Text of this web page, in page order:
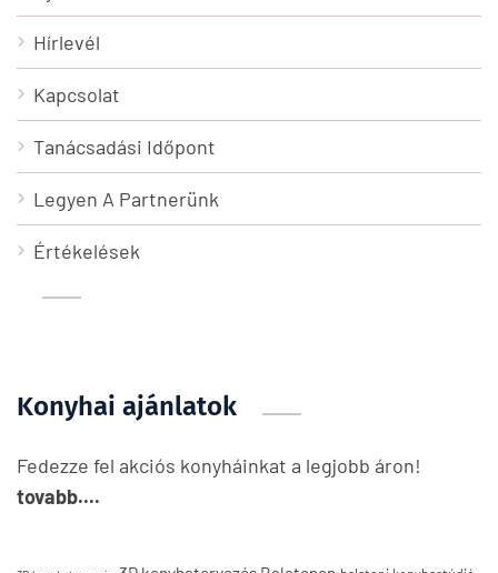
Hírlevél
Kapcsolat
Tanácsadási Időpont
Legyen A Partnerünk
Értékelések
Konyhai ajánlatok
Fedezze fel akciós konyháinkat a legjobb áron!
tovabb....